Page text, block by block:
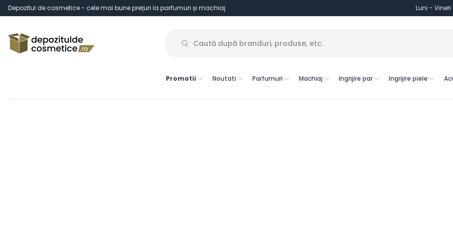
Depozitul de cosmetice - cele mai bune prețuri la parfumuri și machiaj Luni - Vineri
Promotii Noutati Parfumuri Machiaj Ingrijire par Ingrijire piele